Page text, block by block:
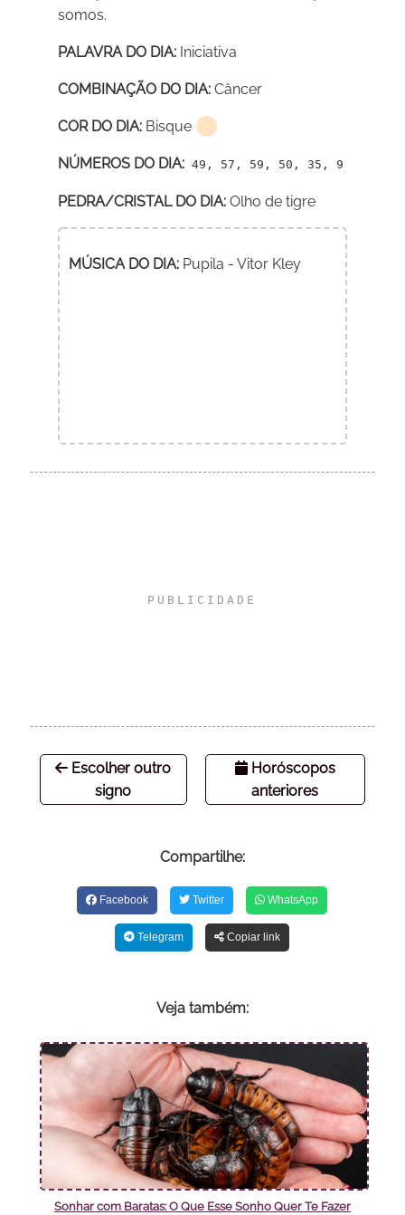
somos.
PALAVRA DO DIA: Iniciativa
COMBINAÇÃO DO DIA: Câncer
COR DO DIA: Bisque
NÚMEROS DO DIA: 49, 57, 59, 50, 35, 9
PEDRA/CRISTAL DO DIA: Olho de tigre
MÚSICA DO DIA: Pupila - Vitor Kley
Escolher outro
signo
Horóscopos
anteriores
Compartilhe:
Facebook Twitter WhatsApp
Telegram Copiar link
Veja também:
Sonhar com Baratas: O Que Esse Sonho Quer Te Fazer